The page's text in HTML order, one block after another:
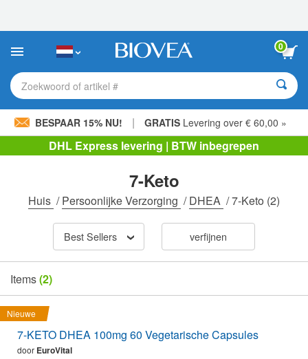
Deze
bevat
toegankelijkheidssysteem.
0
Zoekwoord of artikel #
BESPAAR 15% NU! | GRATIS Levering over € 60,00 »
DHL Express levering | BTW inbegrepen
7-Keto
Huis /Persoonlijke Verzorging /DHEA /7-Keto (2)
Best Sellers verfijnen
Items(2)
Nieuwe
7-KETO DHEA 100mg 60 Vegetarische Capsules
door EuroVital